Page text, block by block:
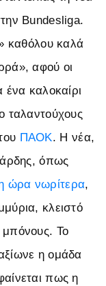
Bundesliga.
καθόλου καλά
αφού οι
ένα καλοκαίρι
ταλαντούχους
ΠΑΟΚ. Η νέα,
όπως
ώρα νωρίτερα,
κλειστό
Το
η ομάδα
πως η